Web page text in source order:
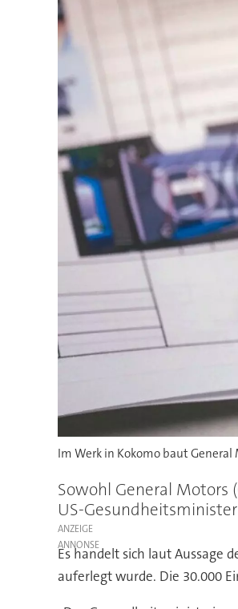
Im Werk in Kokomo baut
Sowohl General Motors
US-
ANZEIGE
Es handelt sich laut Aussage
auferlegt wurde. Die 30.000